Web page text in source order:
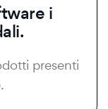
i
presenti